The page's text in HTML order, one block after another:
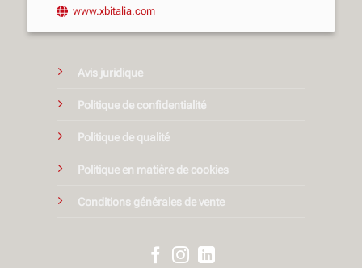
www.xbitalia.com
Avis juridique
Politique de confidentialité
Politique de qualité
Politique en matière de cookies
Conditions générales de vente